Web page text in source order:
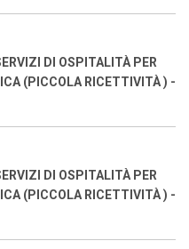
DI OSPITALITÀ PER
(PICCOLA RICETTIVITÀ ) -
DI OSPITALITÀ PER
(PICCOLA RICETTIVITÀ ) -